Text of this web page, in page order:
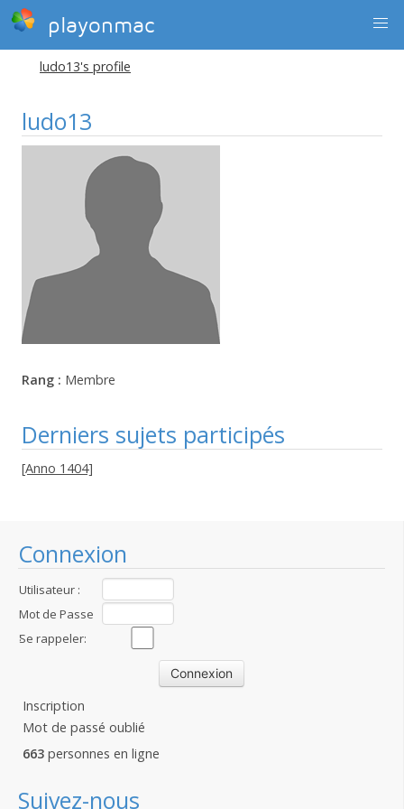
playonmac
Connexion
Utilisateur :
Mot de Passe
:Se rappeler:
Inscription
Mot de passé oublié
663 personnes en ligne
Suivez-nous
ludo13's profile
ludo13
Rang : Membre
Derniers sujets participés
[Anno 1404]